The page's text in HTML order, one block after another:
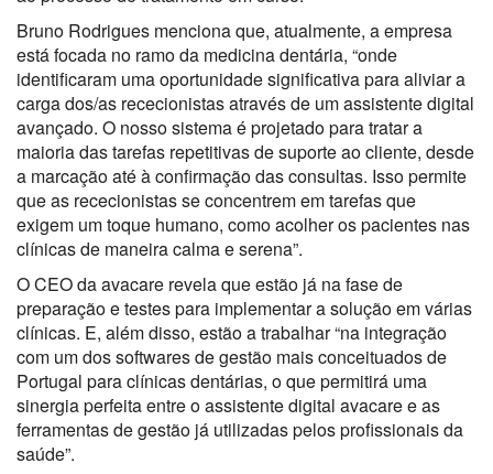
Bruno Rodrigues menciona que, atualmente, a empresa
está focada no ramo da medicina dentária, “onde
identificaram uma oportunidade significativa para aliviar a
carga dos/as rececionistas através de um assistente digital
avançado. O nosso sistema é projetado para tratar a
maioria das tarefas repetitivas de suporte ao cliente, desde
a marcação até à confirmação das consultas. Isso permite
que as rececionistas se concentrem em tarefas que
exigem um toque humano, como acolher os pacientes nas
clínicas de maneira calma e serena”.
O CEO da avacare revela que estão já na fase de
preparação e testes para implementar a solução em várias
clínicas. E, além disso, estão a trabalhar “na integração
com um dos softwares de gestão mais conceituados de
Portugal para clínicas dentárias, o que permitirá uma
sinergia perfeita entre o assistente digital avacare e as
ferramentas de gestão já utilizadas pelos profissionais da
saúde”.